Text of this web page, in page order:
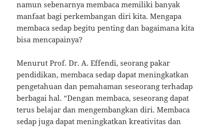
namun sebenarnya membaca memiliki banyak
manfaat bagi perkembangan diri kita. Mengapa
membaca sedap begitu penting dan bagaimana kita
bisa mencapainya?
Menurut Prof. Dr. A. Effendi, seorang pakar
pendidikan, membaca sedap dapat meningkatkan
pengetahuan dan pemahaman seseorang terhadap
berbagai hal. “Dengan membaca, seseorang dapat
terus belajar dan mengembangkan diri. Membaca
sedap juga dapat meningkatkan kreativitas dan